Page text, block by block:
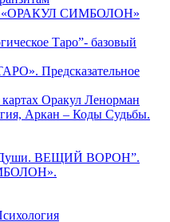
«ОРАКУЛ СИМБОЛОН»
Таро”- базовый
Предсказательное
Оракул Ленорман
Аркан – Коды Судьбы.
Души. ВЕЩИЙ ВОРОН”.